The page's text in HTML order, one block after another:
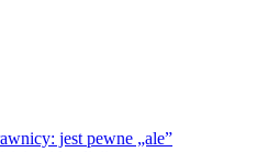
jest pewne „ale”